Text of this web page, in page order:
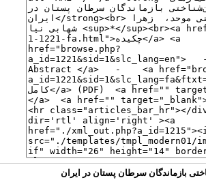
بازماندگان سرطان پستان در ایران